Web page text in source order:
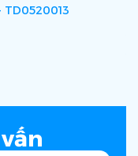
TD0520013